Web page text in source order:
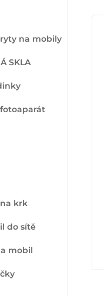
na mobily
SKLA
krk
do sítě
mobil